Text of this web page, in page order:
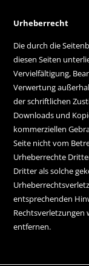
Urheberrecht
Die durch die
diesen Seiten
Vervielfältigung,
Verwertung
der schriftlichen
Downloads und
kommerziellen
Seite nicht vom
Urheberrechte
Dritter als solche
entsprechenden
entfernen.